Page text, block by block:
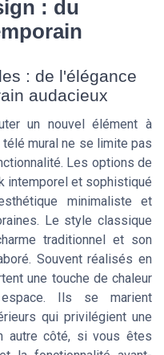
: du
: de l'élégance
audacieux
un nouvel élément à
mural ne se limite pas
Les options de
intemporel et sophistiqué
minimaliste et
Le style classique
traditionnel et son
Souvent réalisés en
une touche de chaleur
Ils se marient
qui privilégient une
autre côté, si vous êtes